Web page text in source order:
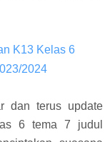
K13 Kelas 6
2024
dan terus update
6 tema 7 judul